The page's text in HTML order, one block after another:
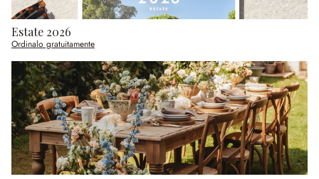
Estate 2026
Ordinalo gratuitamente